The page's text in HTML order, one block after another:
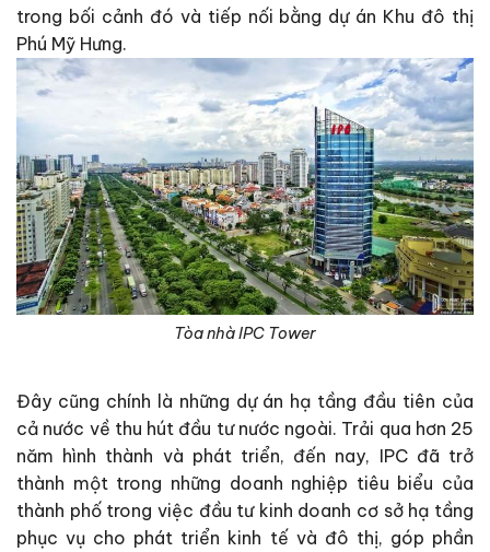
trong bối cảnh đó và tiếp nối bằng dự án Khu đô thị
Phú Mỹ Hưng.
Tòa nhà IPC Tower
Đây cũng chính là những dự án hạ tầng đầu tiên của
cả nước về thu hút đầu tư nước ngoài. Trải qua hơn 25
năm hình thành và phát triển, đến nay, IPC đã trở
thành một trong những doanh nghiệp tiêu biểu của
thành phố trong việc đầu tư kinh doanh cơ sở hạ tầng
phục vụ cho phát triển kinh tế và đô thị, góp phần